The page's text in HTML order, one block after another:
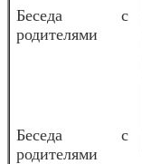
Беседа с
родителями
Беседа с
родителями